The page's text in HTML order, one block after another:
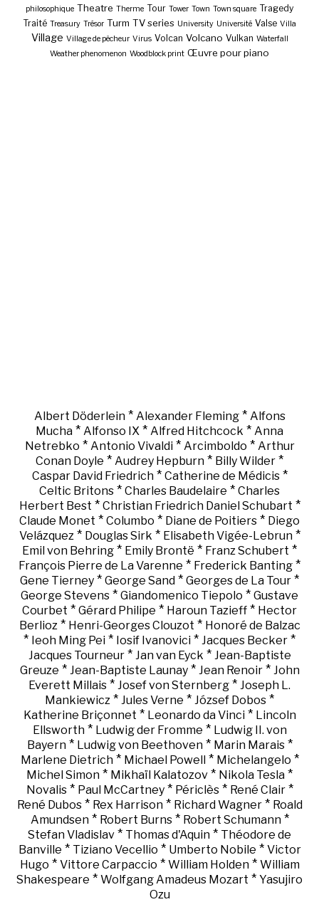
philosophique Theatre Therme Tour Tower Town Town square Tragedy
Traité Treasury Trésor Turm TV series University Université Valse Villa
Village Village de pêcheur Virus Volcan Volcano Vulkan Waterfall
Weather phenomenon Woodblock print Œuvre pour piano
Albert Döderlein* Alexander Fleming* Alfons
Mucha * Alfonso IX * Alfred Hitchcock * Anna
Netrebko * Antonio Vivaldi* Arcimboldo * Arthur
Conan Doyle * Audrey Hepburn * Billy Wilder *
Caspar David Friedrich* Catherine de Médicis*
Celtic Britons * Charles Baudelaire * Charles
Herbert Best * Christian Friedrich Daniel Schubart *
Claude Monet * Columbo * Diane de Poitiers * Diego
Velázquez * Douglas Sirk * Elisabeth Vigée-Lebrun*
Emil von Behring * Emily Brontë * Franz Schubert *
François Pierre de La Varenne * Frederick Banting *
Gene Tierney * George Sand * Georges de La Tour *
George Stevens * Giandomenico Tiepolo * Gustave
Courbet * Gérard Philipe * Haroun Tazieff * Hector
Berlioz * Henri-Georges Clouzot * Honoré de Balzac
* Ieoh Ming Pei * Iosif Ivanovici * Jacques Becker *
Jacques Tourneur* Jan van Eyck * Jean-Baptiste
Greuze * Jean-Baptiste Launay* Jean Renoir* John
Everett Millais * Josef von Sternberg * Joseph L.
Mankiewicz * Jules Verne * József Dobos *
Katherine Briçonnet * Leonardo da Vinci* Lincoln
Ellsworth* Ludwig der Fromme * Ludwig II. von
Bayern* Ludwig von Beethoven* Marin Marais*
Marlene Dietrich* Michael Powell* Michelangelo *
Michel Simon * Mikhaïl Kalatozov * Nikola Tesla *
Novalis* Paul McCartney* Périclès* René Clair*
René Dubos* Rex Harrison* Richard Wagner* Roald
Amundsen* Robert Burns* Robert Schumann*
Stefan Vladislav * Thomas d'Aquin * Théodore de
Banville * Tiziano Vecellio * Umberto Nobile * Victor
Hugo * Vittore Carpaccio * William Holden* William
Shakespeare * Wolfgang Amadeus Mozart * Yasujiro
Ozu